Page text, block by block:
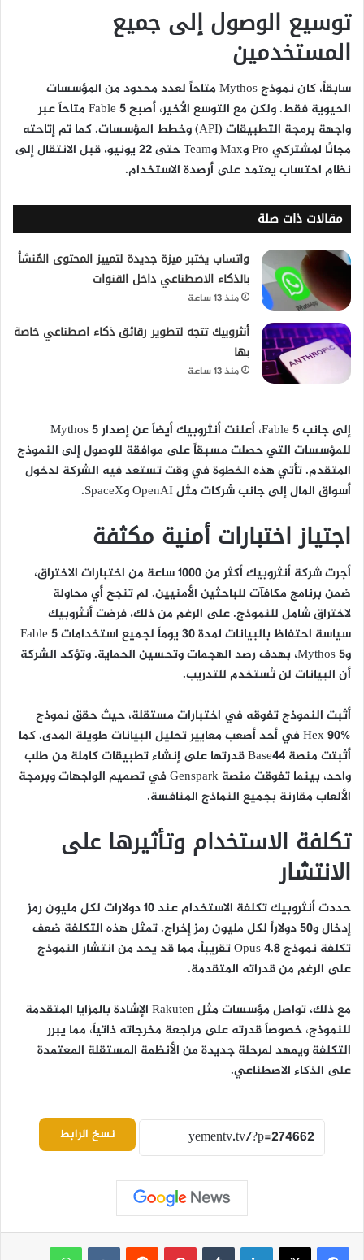
توسيع الوصول إلى جميع
المستخدمين
سابقاً، كان نموذج Mythos متاحاً لعدد محدود من المؤسسات
الحيوية فقط. ولكن مع التوسع الأخير، أصبح Fable 5 متاحاً عبر
واجهة برمجة التطبيقات (API) وخطط المؤسسات. كما تم إتاحته
مجانًا لمشتركي Pro وMax وTeam حتى 22 يونيو، قبل الانتقال إلى
نظام احتساب يعتمد على أرصدة الاستخدام.
مقالات ذات صلة
واتساب يختبر ميزة جديدة لتمييز المحتوى المُنشأ
بالذكاء الاصطناعي داخل القنوات
منذ 13 ساعة
أنثروبيك تتجه لتطوير رقائق ذكاء اصطناعي خاصة
بها
منذ 13 ساعة
إلى جانب Fable 5، أعلنت أنثروبيك أيضاً عن إصدار Mythos 5
للمؤسسات التي حصلت مسبقاً على موافقة للوصول إلى النموذج
المتقدم. تأتي هذه الخطوة في وقت تستعد فيه الشركة لدخول
أسواق المال إلى جانب شركات مثل OpenAI وSpaceX.
اجتياز اختبارات أمنية مكثفة
أجرت شركة أنثروبيك أكثر من 1000 ساعة من اختبارات الاختراق،
ضمن برنامج مكافآت للباحثين الأمنيين. لم تنجح أي محاولة
لاختراق شامل للنموذج. على الرغم من ذلك، فرضت أنثروبيك
سياسة احتفاظ بالبيانات لمدة 30 يوماً لجميع استخدامات Fable 5
وMythos 5، بهدف رصد الهجمات وتحسين الحماية. وتؤكد الشركة
أن البيانات لن تُستخدم للتدريب.
أثبت النموذج تفوقه في اختبارات مستقلة، حيث حقق نموذج
Hex 90% في أحد أصعب معايير تحليل البيانات طويلة المدى. كما
أثبتت منصة Base44 قدرتها على إنشاء تطبيقات كاملة من طلب
واحد، بينما تفوقت منصة Genspark في تصميم الواجهات وبرمجة
الألعاب مقارنة بجميع النماذج المنافسة.
تكلفة الاستخدام وتأثيرها على
الانتشار
حددت أنثروبيك تكلفة الاستخدام عند 10 دولارات لكل مليون رمز
إدخال و50 دولاراً لكل مليون رمز إخراج. تمثل هذه التكلفة ضعف
تكلفة نموذج Opus 4.8 تقريباً، مما قد يحد من انتشار النموذج
على الرغم من قدراته المتقدمة.
مع ذلك، تواصل مؤسسات مثل Rakuten الإشادة بالمزايا المتقدمة
للنموذج، خصوصاً قدرته على مراجعة مخرجاته ذاتياً، مما يبرر
التكلفة ويمهد لمرحلة جديدة من الأنظمة المستقلة المعتمدة
على الذكاء الاصطناعي.
نسخ الرابط
لينكدإن بينتيريست
واتساب